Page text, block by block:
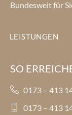
Bundesweit für
LEISTUNGEN
SO
0173 – 413
0173 – 413